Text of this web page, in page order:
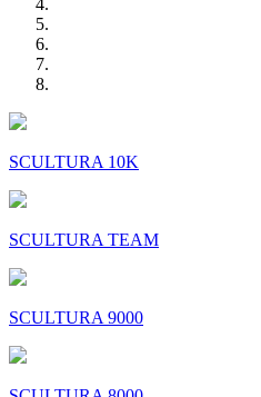
SCULTURA 10K
SCULTURA TEAM
SCULTURA 9000